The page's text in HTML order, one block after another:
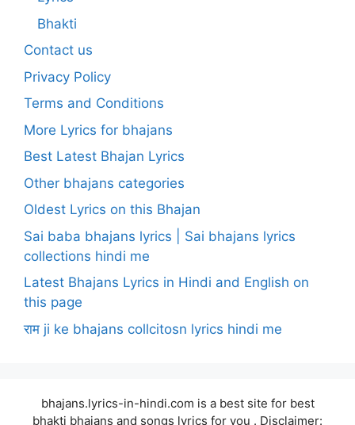
Bhakti
Contact us
Privacy Policy
Terms and Conditions
More Lyrics for bhajans
Best Latest Bhajan Lyrics
Other bhajans categories
Oldest Lyrics on this Bhajan
Sai baba bhajans lyrics | Sai bhajans lyrics
collections hindi me
Latest Bhajans Lyrics in Hindi and English on
this page
राम ji ke bhajans collcitosn lyrics hindi me
bhajans.lyrics-in-hindi.com is a best site for best
bhakti bhajans and songs lyrics for you . Disclaimer: